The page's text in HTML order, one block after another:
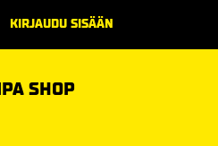
KIRJAUDU SISÄÄN
SHOP